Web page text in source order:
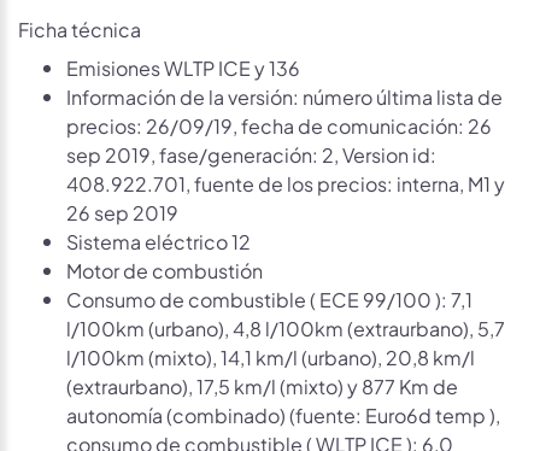
Ficha técnica
Emisiones WLTP ICE y 136
Información de la versión: número última lista de
precios: 26/09/19, fecha de comunicación: 26
sep 2019, fase/generación: 2, Version id:
408.922.701, fuente de los precios: interna, M1 y
26 sep 2019
Sistema eléctrico 12
Motor de combustión
Consumo de combustible ( ECE 99/100 ): 7,1
l/100km (urbano), 4,8 l/100km (extraurbano), 5,7
l/100km (mixto), 14,1 km/l (urbano), 20,8 km/l
(extraurbano), 17,5 km/l (mixto) y 877 Km de
autonomía (combinado) (fuente: Euro6d temp ),
consumo de combustible ( WLTP ICE ): 6,0